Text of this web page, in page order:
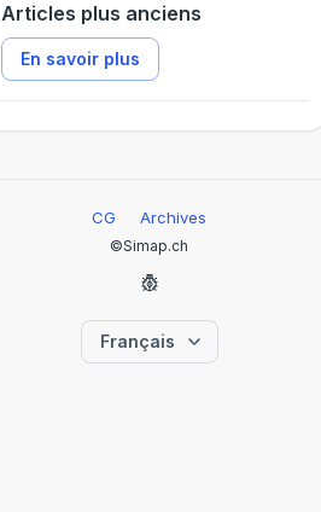
Articles plus anciens
En savoir plus
CG Archives
©Simap.ch
Français